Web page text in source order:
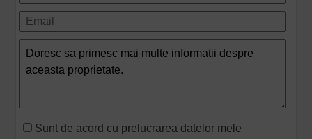
Sunt de acord cu prelucrarea datelor mele